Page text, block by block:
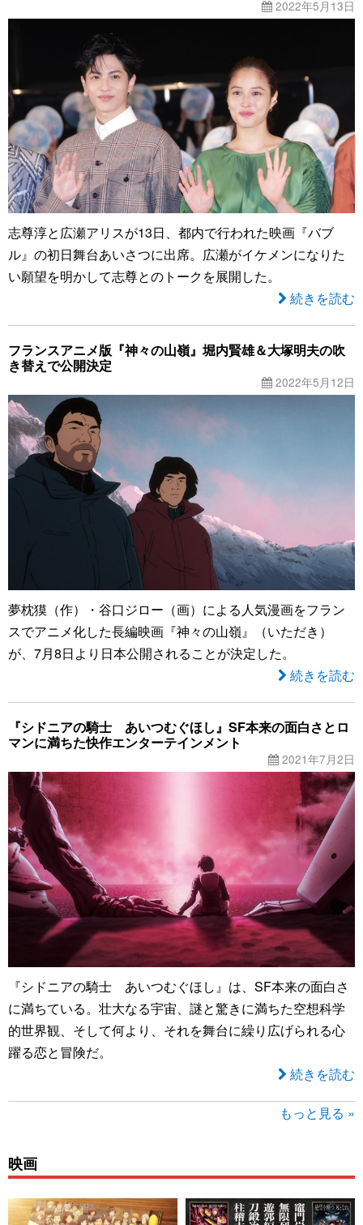
2022年5月13日
志尊淳と広瀬アリスが13日、都内で行われた映画『バブ
ル』の初日舞台あいさつに出席。広瀬がイケメンになりた
い願望を明かして志尊とのトークを展開した。
続きを読む
フランスアニメ版『神々の山嶺』堀内賢雄＆大塚明夫の吹
き替えで公開決定
2022年5月12日
夢枕獏（作）・谷口ジロー（画）による人気漫画をフラン
スでアニメ化した長編映画『神々の山嶺』（いただき）
が、7月8日より日本公開されることが決定した。
続きを読む
『シドニアの騎士 あいつむぐほし』SF本来の面白さとロ
マンに満ちた快作エンターテインメント
2021年7月2日
『シドニアの騎士 あいつむぐほし』は、SF本来の面白さ
に満ちている。壮大なる宇宙、謎と驚きに満ちた空想科学
的世界観、そして何より、それを舞台に繰り広げられる心
躍る恋と冒険だ。
続きを読む
もっと見る »
映画